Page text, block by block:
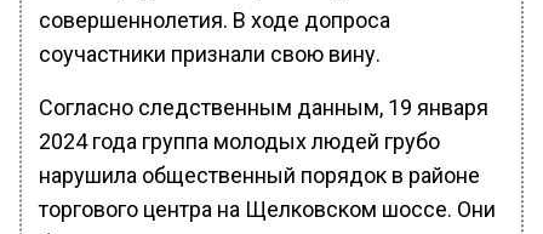
совершеннолетия. В ходе допроса
соучастники признали свою вину.
Согласно следственным данным, 19 января
2024 года группа молодых людей грубо
нарушила общественный порядок в районе
торгового центра на Щелковском шоссе. Они